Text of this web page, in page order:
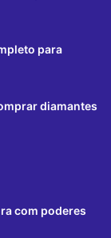
para
diamantes
com poderes